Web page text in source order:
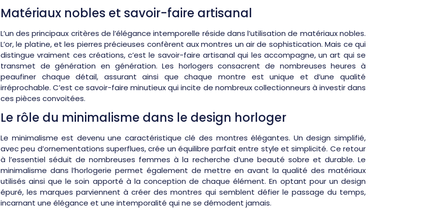
Matériaux nobles et savoir-faire artisanal
L’un des principaux critères de l’élégance intemporelle réside dans l’utilisation de matériaux nobles.
L’or, le platine, et les pierres précieuses confèrent aux montres un air de sophistication. Mais ce qui
distingue vraiment ces créations, c’est le savoir-faire artisanal qui les accompagne, un art qui se
transmet de génération en génération. Les horlogers consacrent de nombreuses heures à
peaufiner chaque détail, assurant ainsi que chaque montre est unique et d’une qualité
irréprochable. C’est ce savoir-faire minutieux qui incite de nombreux collectionneurs à investir dans
ces pièces convoitées.
Le rôle du minimalisme dans le design horloger
Le minimalisme est devenu une caractéristique clé des montres élégantes. Un design simplifié,
avec peu d’ornementations superflues, crée un équilibre parfait entre style et simplicité. Ce retour
à l’essentiel séduit de nombreuses femmes à la recherche d’une beauté sobre et durable. Le
minimalisme dans l’horlogerie permet également de mettre en avant la qualité des matériaux
utilisés ainsi que le soin apporté à la conception de chaque élément. En optant pour un design
épuré, les marques parviennent à créer des montres qui semblent défier le passage du temps,
incarnant une élégance et une intemporalité qui ne se démodent jamais.